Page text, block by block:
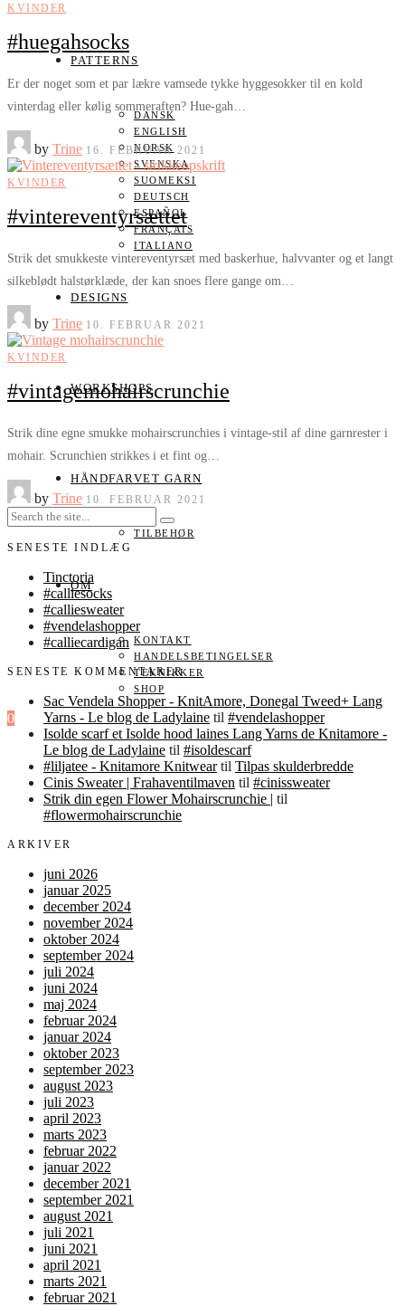
PATTERNS
DANSK
ENGLISH
NORSK
SVENSKA
SUOMEKSI
DEUTSCH
ESPAÑOL
FRANÇAIS
ITALIANO
DESIGNS
WORKSHOPS
HÅNDFARVET GARN
TILBEHØR
OM
KONTAKT
HANDELSBETINGELSER
TEKNIKKER
SHOP
0
KVINDER
#huegahsocks
Er der noget som et par lækre vamsede tykke hyggesokker til en kold
vinterdag eller kølig sommeraften? Hue-gah…
by Trine 16. FEBRUAR 2021
KVINDER
#vintereventyrsættet
Strik det smukkeste vintereventyrsæt med baskerhue, halvvanter og et langt
silkeblødt halstørklæde, der kan snoes flere gange om…
by Trine 10. FEBRUAR 2021
KVINDER
#vintagemohairscrunchie
Strik dine egne smukke mohairscrunchies i vintage-stil af dine garnrester i
mohair. Scrunchien strikkes i et fint og…
by Trine 10. FEBRUAR 2021
SENESTE INDLÆG
Tinctoria
#calliesocks
#calliesweater
#vendelashopper
#calliecardigan
SENESTE KOMMENTARER
Sac Vendela Shopper - KnitAmore, Donegal Tweed+ Lang
Yarns - Le blog de Ladylaine til #vendelashopper
Isolde scarf et Isolde hood laines Lang Yarns de Knitamore -
Le blog de Ladylaine til #isoldescarf
#liljatee - Knitamore Knitweartil Tilpas skulderbredde
Cinis Sweater | Frahaventilmaven til #cinissweater
Strik din egen Flower Mohairscrunchie | til
#flowermohairscrunchie
ARKIVER
juni 2026
januar 2025
december 2024
november 2024
oktober 2024
september 2024
juli 2024
juni 2024
maj 2024
februar 2024
januar 2024
oktober 2023
september 2023
august 2023
juli 2023
april 2023
marts 2023
februar 2022
januar 2022
december 2021
september 2021
august 2021
juli 2021
juni 2021
april 2021
marts 2021
februar 2021